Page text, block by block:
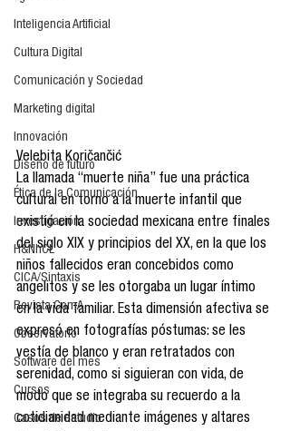
Inteligencia Artificial
Cultura Digital
Comunicación y Sociedad
Marketing digital
Innovación
Diseño de futuro
Ética de la Comunicación
Investigación
H&NhCL
CICA/Sintaxis
Revista ComA
Observatorio
Software del mes
Cursos
Casos de estudio
Velebita Koričančić
La llamada “muerte niña” fue una práctica
cultural en torno a la muerte infantil que
existió en la sociedad mexicana entre finales
del siglo XIX y principios del XX, en la que los
niños fallecidos eran concebidos como
angelitos y se les otorgaba un lugar íntimo
en la vida familiar. Esta dimensión afectiva se
expresó en fotografías póstumas: se les
vestía de blanco y eran retratados con
serenidad, como si siguieran con vida, de
modo que se integraba su recuerdo a la
cotidianidad mediante imágenes y altares